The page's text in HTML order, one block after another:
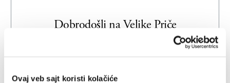
Ovaj veb sajt koristi kolačiće
Dobrodošli naVelike Priče
Unesite svoju adresu e-pošte da biste se prijavili ili kreirali